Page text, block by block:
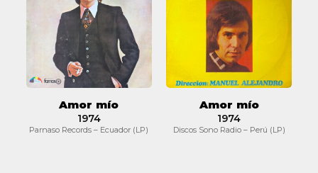
Amor mío
1974
Parnaso Records – Ecuador (LP)
Amor mío
1974
Discos Sono Radio – Perú (LP)